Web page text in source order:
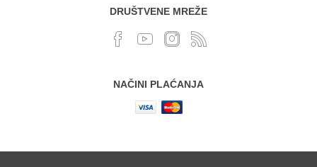
DRUŠTVENE MREŽE
NAČINI PLAĆANJA